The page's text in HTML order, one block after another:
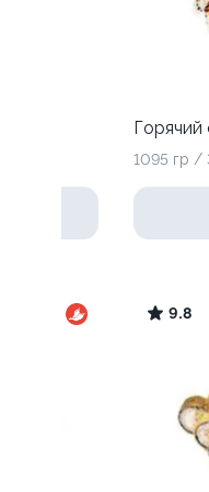
Горячий
1095 гр /
9.8